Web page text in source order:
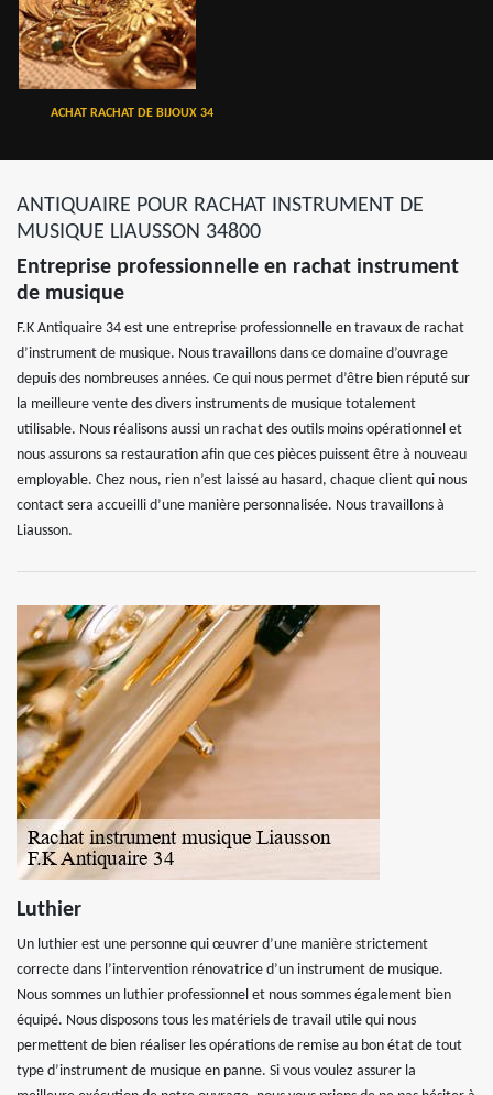
ACHAT RACHAT DE BIJOUX 34
ANTIQUAIRE POUR RACHAT INSTRUMENT DE
MUSIQUE LIAUSSON 34800
Entreprise professionnelle en rachat instrument
de musique
F.K Antiquaire 34 est une entreprise professionnelle en travaux de rachat
d’instrument de musique. Nous travaillons dans ce domaine d’ouvrage
depuis des nombreuses années. Ce qui nous permet d’être bien réputé sur
la meilleure vente des divers instruments de musique totalement
utilisable. Nous réalisons aussi un rachat des outils moins opérationnel et
nous assurons sa restauration afin que ces pièces puissent être à nouveau
employable. Chez nous, rien n’est laissé au hasard, chaque client qui nous
contact sera accueilli d’une manière personnalisée. Nous travaillons à
Liausson.
Luthier
Un luthier est une personne qui œuvrer d’une manière strictement
correcte dans l’intervention rénovatrice d’un instrument de musique.
Nous sommes un luthier professionnel et nous sommes également bien
équipé. Nous disposons tous les matériels de travail utile qui nous
permettent de bien réaliser les opérations de remise au bon état de tout
type d’instrument de musique en panne. Si vous voulez assurer la